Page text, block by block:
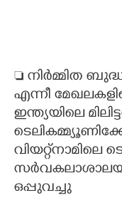
 നിർമ്മിത
എന്നീ
ഇന്ത്യയിലെ
വിയറ്റ്നാമിലെ
ഒപ്പുവച്ചു